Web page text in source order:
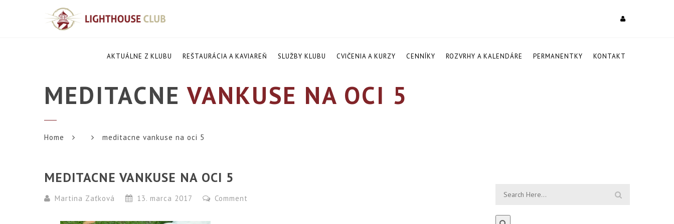
AKTUÁLNE Z KLUBU REŠTAURÁCIA A KAVIAREŇ SLUŽBY KLUBU CVIČENIA A KURZY CENNÍKY ROZVRHY A KALENDÁRE PERMANENTKY KONTAKT
MEDITACNE VANKUSE NA OCI 5
Home meditacne vankuse na oci 5
MEDITACNE VANKUSE NA OCI 5
Martina Zaťková 13. marca 2017 Comment